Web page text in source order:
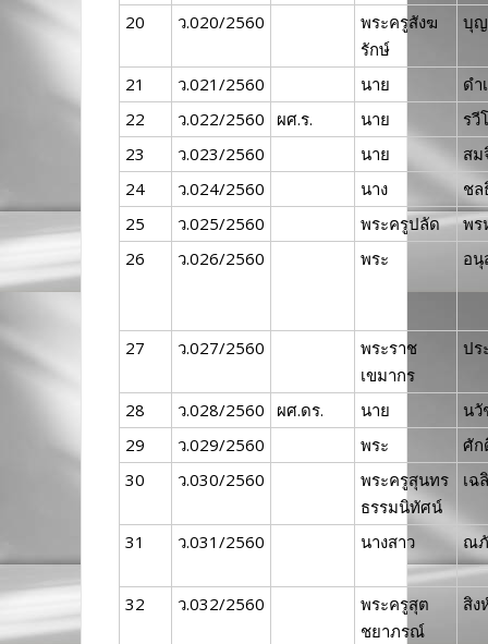
20
ว.020/2560
พระครูสังฆ
รักษ์
บุญ
21 ว.021/2560 นาย
ดำ
22
ว.022/2560 ผศ.ร. นาย
รวี
23
ว.023/2560 นาย
สม
24
ว.024/2560 นาง
ชล
25
ว.025/2560 พระครูปลัด
พร
26
ว.026/2560 พระ อ
27 ว.027/2560
พระราช
เขมากร
ปร
28 ว.028/2560 ผศ.ดร. นาย
นวั
29
ว.029/2560 พระ
ศัก
30
ว.030/2560
พระครูสุนทร
ธรรมนิทัศน์
เฉ
31 ว.031/2560 นางสาว ณ
32 ว.032/2560
พระครูสุต
ชยาภรณ์
สิง